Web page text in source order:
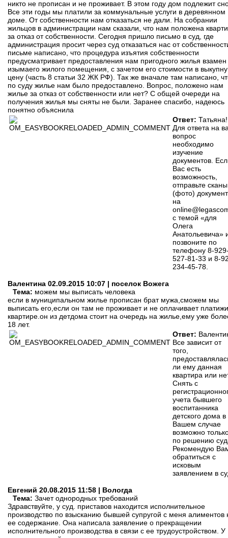
никто не прописан и не проживает. В этом году дом подлежит
Все эти годы мы платили за коммунальные услуги в деревянном
доме. От собственности нам отказаться не дали. На собрании
жильцов в администрации нам сказали, что нам положена
за отказ от собственности. Сегодня пришло письмо в суд, где
администрация просит через суд отказаться нас от
письме написано, что процедура изъятия собственности
предусматривает предоставления нам пригодного жилья взамен
изымаего жилого помещения, с зачетом его стоимости в
цену (часть 8 статьи 32 ЖК РФ). Так же вначале там написано,
по суду жилье нам было предоставлено. Вопрос, положено нам
жилье за отказ от собственности или нет? С общей очереди на
получения жилья мы сняты не были. Заранее спасибо, надеюсь
понятно объяснила
Ответ: Татьяна!
Для ответа на
вопрос
необходимо
изучение
документов.
Вас есть
возможность,
отправьте сканы
(фото)
на
с темой «для
Олега
Анатольевича»
позвоните по
телефону 8-
527-81-33 и 8-
234-45-78.
Валентина 02.09.2015 10:07 | поселок Вожега
Тема: можем мы выписать человека
если в муниципальном жилье прописан брат мужа,сможем мы
выписать его,если он там не проживает и не оплачивает
квартире.он из детдома стоит на очередь на жилье,ему уже
18 лет.
Ответ:
Все зависит от
того,
ли ему данная
квартира или
Снять с
учета бывшего
воспитанника
детского дома в
Вашем случае
возможно
по решению
Рекомендую
обратиться с
исковым
заявлением в
Евгений 20.08.2015 11:58 | Вологда
Тема: Зачет однородных требований
Здравствуйте, у суд. приставов находится исполнительное
производство по взысканию бывшей супругой с меня алиментов
ее содержание. Она написала заявление о прекращении
исполнительного производства в связи с ее трудоустройством. У